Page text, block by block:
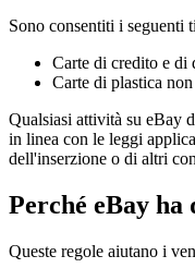
Sono consentiti i seguenti
Carte di credito e di
Carte di plastica
Qualsiasi attività su eBay
in linea con le leggi
dell'inserzione o di altri
Perché eBay ha
Queste regole aiutano i